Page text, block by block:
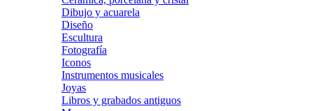
Dibujo y acuarela
Diseño
Escultura
Fotografía
Iconos
Instrumentos musicales
Joyas
Libros y grabados antiguos